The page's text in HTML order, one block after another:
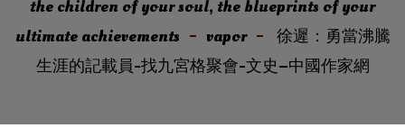
the children of your soul, the blueprints of your
ultimate achievements
vapor
徐遲：勇當沸騰
生涯的記載員-找九宮格聚會-文史–中國作家網